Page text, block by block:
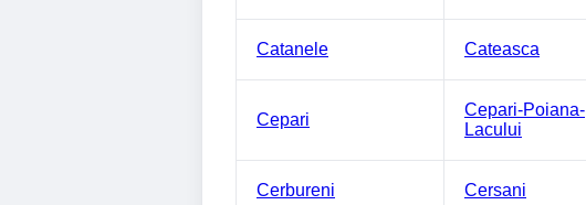
Catanele Cateasca
Cepari
Cepari-Poiana-
Lacului
Cerbureni Cersani